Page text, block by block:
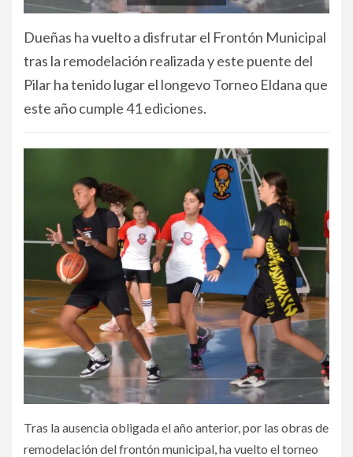
Dueñas ha vuelto a disfrutar el Frontón Municipal
tras la remodelación realizada y este puente del
Pilar ha tenido lugar el longevo Torneo Eldana que
este año cumple 41 ediciones.
Tras la ausencia obligada el año anterior, por las obras de
remodelación del frontón municipal, ha vuelto el torneo